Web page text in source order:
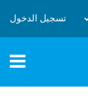
تسجيل الدخول